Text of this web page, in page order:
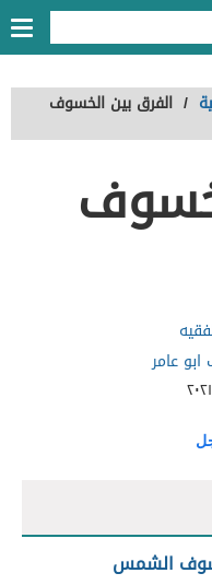
/ الفرق بين الخسوف
عامر
الشمس